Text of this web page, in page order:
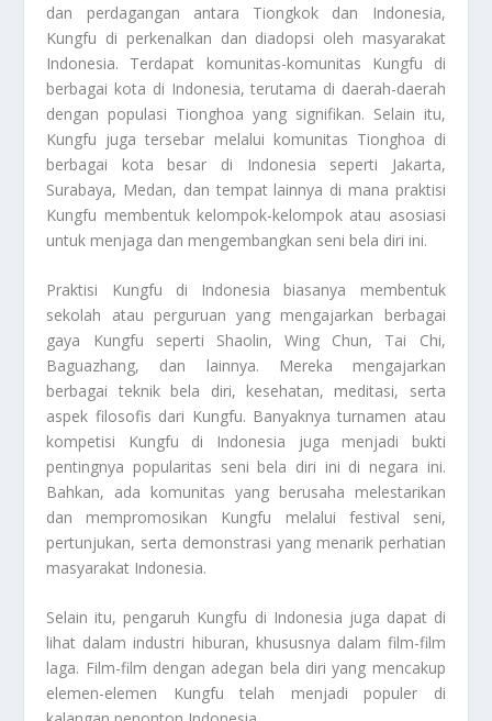
dan perdagangan antara Tiongkok dan Indonesia,
Kungfu di perkenalkan dan diadopsi oleh masyarakat
Indonesia. Terdapat komunitas-komunitas Kungfu di
berbagai kota di Indonesia, terutama di daerah-daerah
dengan populasi Tionghoa yang signifikan. Selain itu,
Kungfu juga tersebar melalui komunitas Tionghoa di
berbagai kota besar di Indonesia seperti Jakarta,
Surabaya, Medan, dan tempat lainnya di mana praktisi
Kungfu membentuk kelompok-kelompok atau asosiasi
untuk menjaga dan mengembangkan seni bela diri ini.
Praktisi Kungfu di Indonesia biasanya membentuk
sekolah atau perguruan yang mengajarkan berbagai
gaya Kungfu seperti Shaolin, Wing Chun, Tai Chi,
Baguazhang, dan lainnya. Mereka mengajarkan
berbagai teknik bela diri, kesehatan, meditasi, serta
aspek filosofis dari Kungfu. Banyaknya turnamen atau
kompetisi Kungfu di Indonesia juga menjadi bukti
pentingnya popularitas seni bela diri ini di negara ini.
Bahkan, ada komunitas yang berusaha melestarikan
dan mempromosikan Kungfu melalui festival seni,
pertunjukan, serta demonstrasi yang menarik perhatian
masyarakat Indonesia.
Selain itu, pengaruh Kungfu di Indonesia juga dapat di
lihat dalam industri hiburan, khususnya dalam film-film
laga. Film-film dengan adegan bela diri yang mencakup
elemen-elemen Kungfu telah menjadi populer di